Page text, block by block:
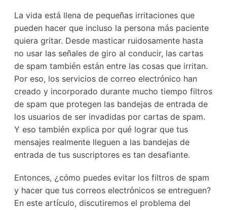
La vida está llena de pequeñas irritaciones que
pueden hacer que incluso la persona más paciente
quiera gritar. Desde masticar ruidosamente hasta
no usar las señales de giro al conducir, las cartas
de spam también están entre las cosas que irritan.
Por eso, los servicios de correo electrónico han
creado y incorporado durante mucho tiempo filtros
de spam que protegen las bandejas de entrada de
los usuarios de ser invadidas por cartas de spam.
Y eso también explica por qué lograr que tus
mensajes realmente lleguen a las bandejas de
entrada de tus suscriptores es tan desafiante.
Entonces, ¿cómo puedes evitar los filtros de spam
y hacer que tus correos electrónicos se entreguen?
En este artículo, discutiremos el problema del